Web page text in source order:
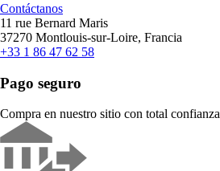
Contáctanos
11 rue Bernard Maris
37270 Montlouis-sur-Loire, Francia
+33 1 86 47 62 58
Pago seguro
Compra en nuestro sitio con total confianza